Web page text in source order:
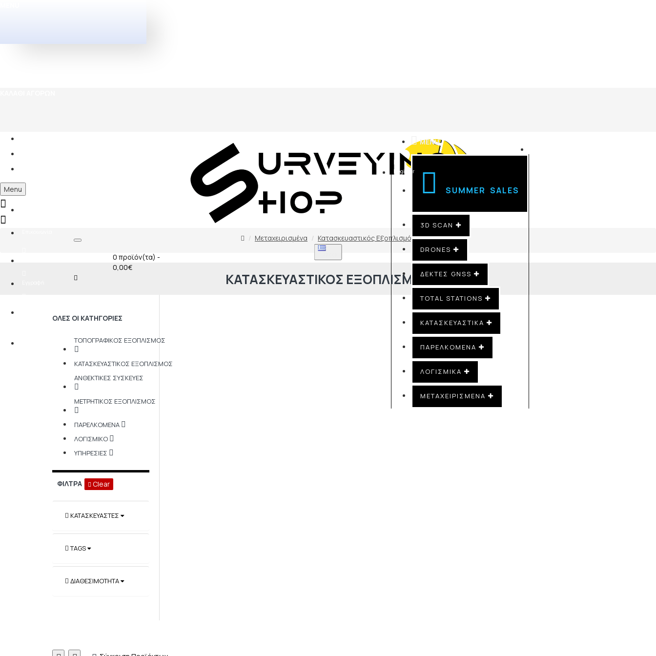
0 προϊόν(τα) -
0,00€
MENU
SUMMER SALES
3D SCAN
DRONES
ΔΕΚΤΕΣ GNSS
TOTAL STATIONS
ΚΑΤΑΣΚΕΥΑΣΤΙΚΑ
ΠΑΡΕΛΚΌΜΕΝΑ
ΛΟΓΙΣΜΙΚΆ
ΜΕΤΑΧΕΙΡΙΣΜΕΝΑ
Register
Menu
Μεταχειρισμένα
Κατασκευαστικός Εξοπλισμός
ΚΑΤΑΣΚΕΥΑΣΤΙΚΌΣ ΕΞΟΠΛΙΣΜΌΣ
ΟΛΕΣ ΟΙ ΚΑΤΗΓΟΡΊΕΣ
ΤΟΠΟΓΡΑΦΙΚΌΣ ΕΞΟΠΛΙΣΜΌΣ
ΚΑΤΑΣΚΕΥΑΣΤΙΚΌΣ ΕΞΟΠΛΙΣΜΌΣ
ΑΝΘΕΚΤΙΚΈΣ ΣΥΣΚΕΥΈΣ
ΜΕΤΡΗΤΙΚΌΣ ΕΞΟΠΛΙΣΜΌΣ
ΠΑΡΕΛΚΌΜΕΝΑ
ΛΟΓΙΣΜΙΚΌ
ΥΠΗΡΕΣΊΕΣ
ΦΊΛΤΡΑ Clear
ΚΑΤΑΣΚΕΥΑΣΤΈΣ
TAGS
ΔΙΑΘΕΣΙΜΌΤΗΤΑ